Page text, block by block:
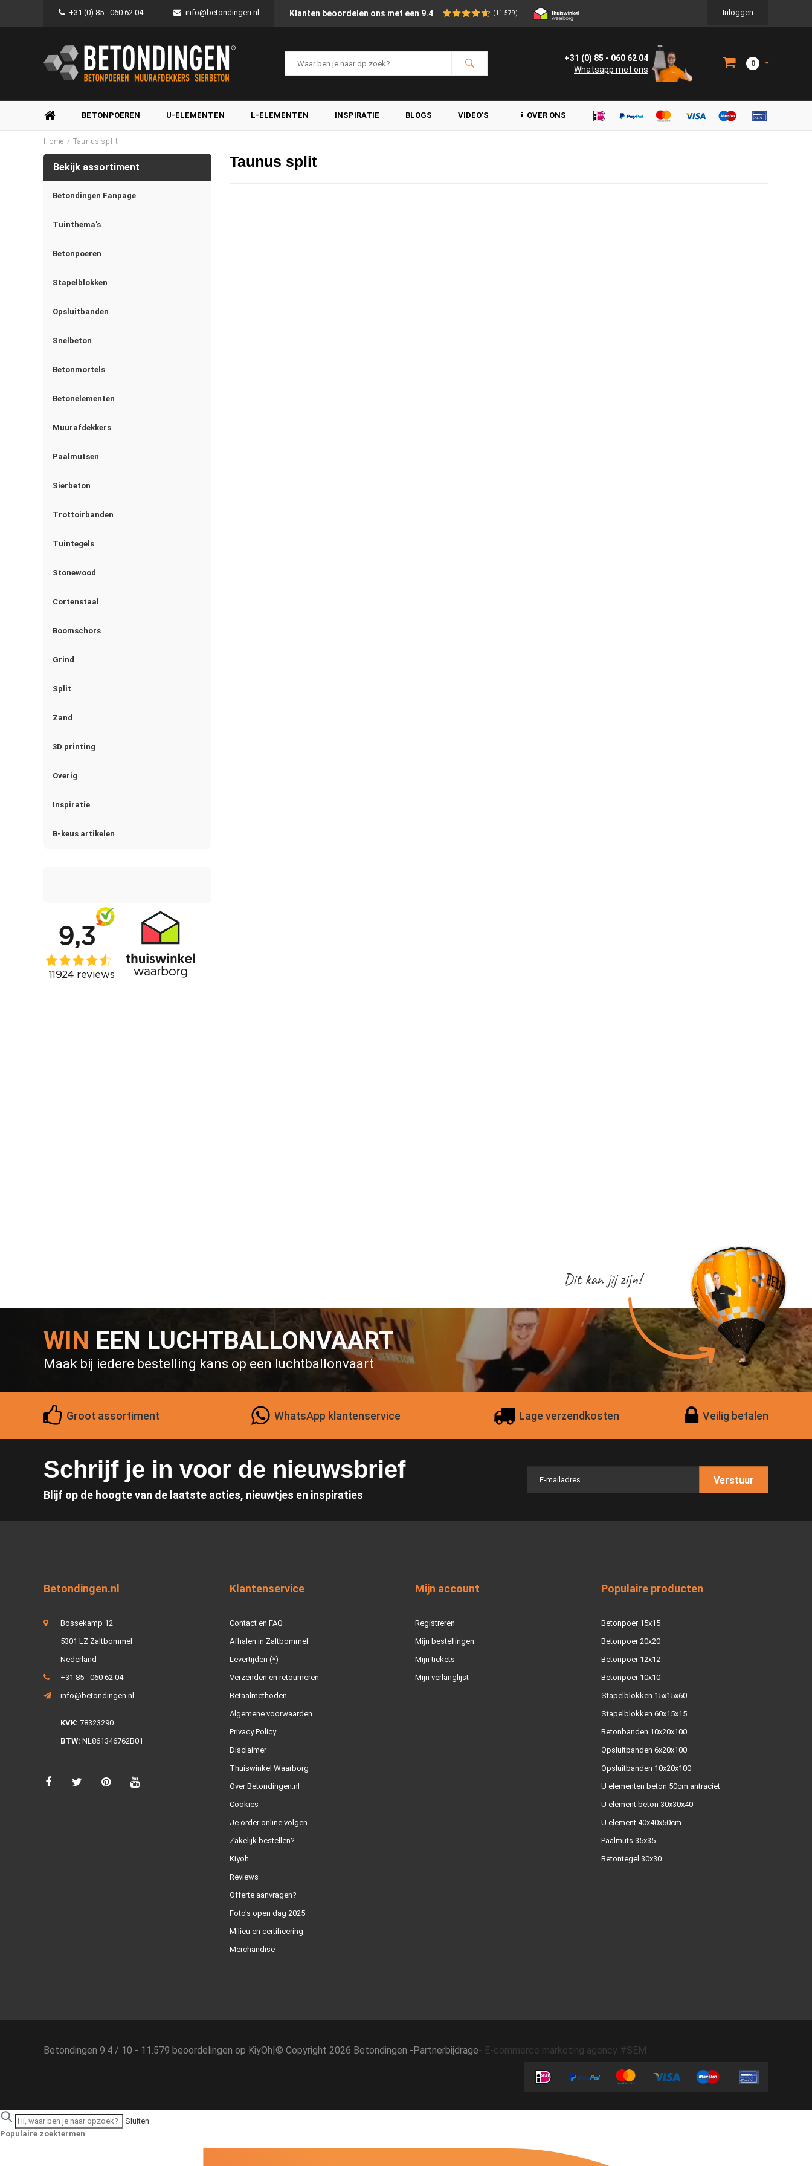
+31 (0) 85 - 060 62 04 info@betondingen.nl Klanten beoordelen ons met een 9.4 (11.579) Inloggen
+31 (0) 85 - 060 62 04
Whatsapp met ons
0
BETONPOEREN U-ELEMENTEN L-ELEMENTEN INSPIRATIE BLOGS VIDEO'S OVER ONS
Home / Taunus split
Bekijk assortiment
Betondingen Fanpage
Tuinthema's
Betonpoeren
Stapelblokken
Opsluitbanden
Snelbeton
Betonmortels
Betonelementen
Muurafdekkers
Paalmutsen
Sierbeton
Trottoirbanden
Tuintegels
Stonewood
Cortenstaal
Boomschors
Grind
Split
Zand
3D printing
Overig
Inspiratie
B-keus artikelen
Taunus split
WIN EEN LUCHTBALLONVAART
Maak bij iedere bestelling kans op een luchtballonvaart
Dit kan jij zijn!
Groot assortiment WhatsApp klantenservice Lage verzendkosten Veilig betalen
Schrijf je in voor de nieuwsbrief
Blijf op de hoogte van de laatste acties, nieuwtjes en inspiraties
Verstuur
Betondingen.nl
Bossekamp 12
5301 LZ Zaltbommel
Nederland
+31 85 - 060 62 04
info@betondingen.nl
KVK: 78323290
BTW: NL861346762B01
Klantenservice
Contact en FAQ
Afhalen in Zaltbommel
Levertijden (*)
Verzenden en retourneren
Betaalmethoden
Algemene voorwaarden
Privacy Policy
Disclaimer
Thuiswinkel Waarborg
Over Betondingen.nl
Cookies
Je order online volgen
Zakelijk bestellen?
Kiyoh
Reviews
Offerte aanvragen?
Foto's open dag 2025
Milieu en certificering
Merchandise
Mijn account
Registreren
Mijn bestellingen
Mijn tickets
Mijn verlanglijst
Populaire producten
Betonpoer 15x15
Betonpoer 20x20
Betonpoer 12x12
Betonpoer 10x10
Stapelblokken 15x15x60
Stapelblokken 60x15x15
Betonbanden 10x20x100
Opsluitbanden 6x20x100
Opsluitbanden 10x20x100
U elementen beton 50cm antraciet
U element beton 30x30x40
U element 40x40x50cm
Paalmuts 35x35
Betontegel 30x30
Betondingen 9.4 / 10 - 11.579 beoordelingen op KiyOh|© Copyright 2026 Betondingen -Partnerbijdrage- E-commerce marketing agency #SEM
Sluiten
Populaire zoektermen